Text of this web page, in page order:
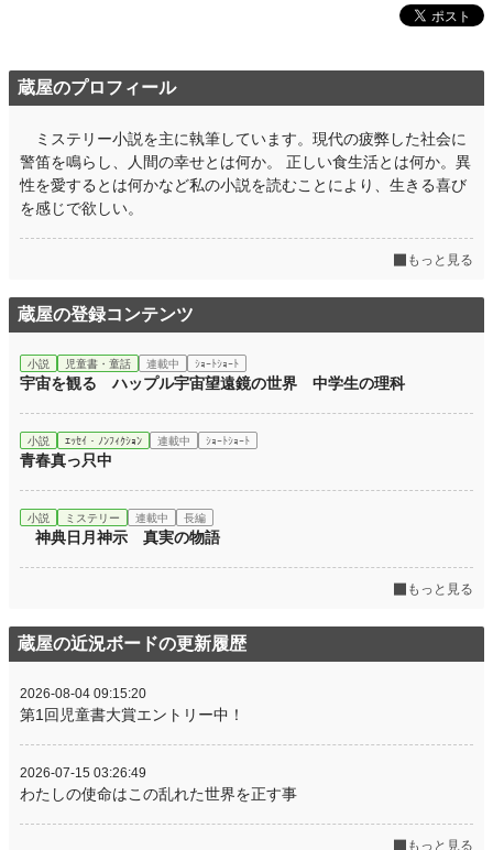
蔵屋のプロフィール
ミステリー小説を主に執筆しています。現代の疲弊した社会に
警笛を鳴らし、人間の幸せとは何か。 正しい食生活とは何か。異
性を愛するとは何かなど私の小説を読むことにより、生きる喜び
を感じで欲しい。
もっと見る
蔵屋の登録コンテンツ
小説 児童書・童話 連載中 ｼｮｰﾄｼｮｰﾄ
宇宙を観る ハップル宇宙望遠鏡の世界 中学生の理科
小説 ｴｯｾｲ・ﾉﾝﾌｨｸｼｮﾝ 連載中 ｼｮｰﾄｼｮｰﾄ
青春真っ只中
小説 ミステリー 連載中 長編
神典日月神示 真実の物語
もっと見る
蔵屋の近況ボードの更新履歴
2026-08-04 09:15:20
第1回児童書大賞エントリー中！
2026-07-15 03:26:49
わたしの使命はこの乱れた世界を正す事
もっと見る